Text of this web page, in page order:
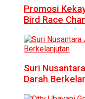
Promosi
Bird Race
Suri
Darah